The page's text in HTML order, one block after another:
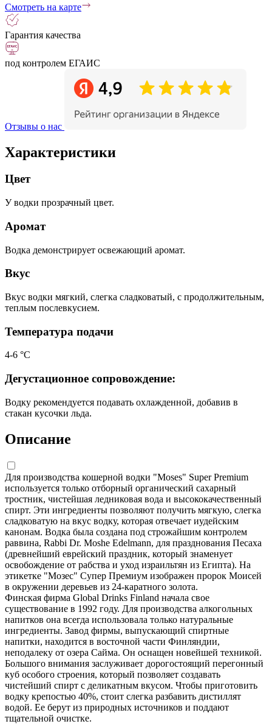
Смотреть на карте
Гарантия качества
под контролем ЕГАИС
Отзывы о нас
Характеристики
Цвет
У водки прозрачный цвет.
Аромат
Водка демонстрирует освежающий аромат.
Вкус
Вкус водки мягкий, слегка сладковатый, с продолжительным,
теплым послевкусием.
Температура подачи
4-6 °С
Дегустационное сопровождение:
Водку рекомендуется подавать охлажденной, добавив в
стакан кусочки льда.
Описание
Для производства кошерной водки "Moses" Super Premium
используется только отборный органический сахарный
тростник, чистейшая ледниковая вода и высококачественный
спирт. Эти ингредиенты позволяют получить мягкую, слегка
сладковатую на вкус водку, которая отвечает иудейским
канонам. Водка была создана под строжайшим контролем
раввина, Rabbi Dr. Moshe Edelmann, для празднования Песаха
(древнейший еврейский праздник, который знаменует
освобождение от рабства и уход израильтян из Египта). На
этикетке "Мозес" Супер Премиум изображен пророк Моисей
в окружении деревьев из 24-каратного золота.
Финская фирма Global Drinks Finland начала свое
существование в 1992 году. Для производства алкогольных
напитков она всегда использовала только натуральные
ингредиенты. Завод фирмы, выпускающий спиртные
напитки, находится в восточной части Финляндии,
неподалеку от озера Сайма. Он оснащен новейшей техникой.
Большого внимания заслуживает дорогостоящий перегонный
куб особого строения, который позволяет создавать
чистейший спирт с деликатным вкусом. Чтобы приготовить
водку крепостью 40%, стоит слегка разбавить дистиллят
водой. Ее берут из природных источников и поддают
тщательной очистке.